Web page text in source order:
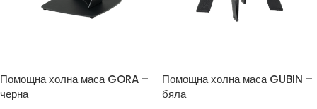
Помощна холна маса GORA –
черна
Помощна холна маса GUBIN –
бяла